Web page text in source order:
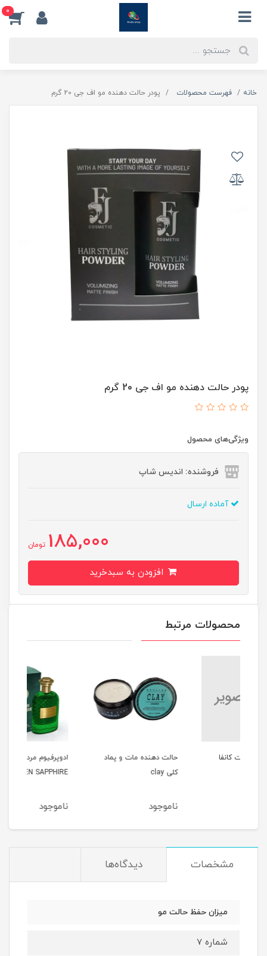
0
خانه فهرست محصولات پودر حالت دهنده مو اف جی 20 گرم
پودر حالت دهنده مو اف جی 20 گرم
ویژگی‌های محصول
فروشنده: اندیس شاپ
آماده ارسال
185,000 تومان
محصولات مرتبط
حالت دهنده مات و پماد
ادوپرفیوم مردانه 100میل
GREEN SAPPHIRE
مشخصات دیدگاه‌ها
میزان حفظ حالت مو
شماره 7